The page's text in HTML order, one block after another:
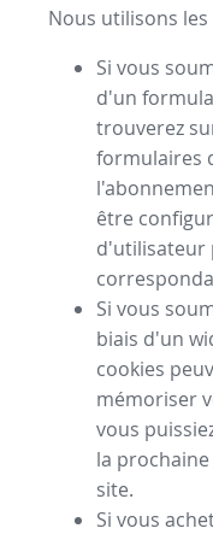
Nous utilisons
Si vous
d'un
trouverez
formulaires
être
d'utilisateur
Si vous
biais d'un
cookies
mémoriser
vous
la
site.
Si vous